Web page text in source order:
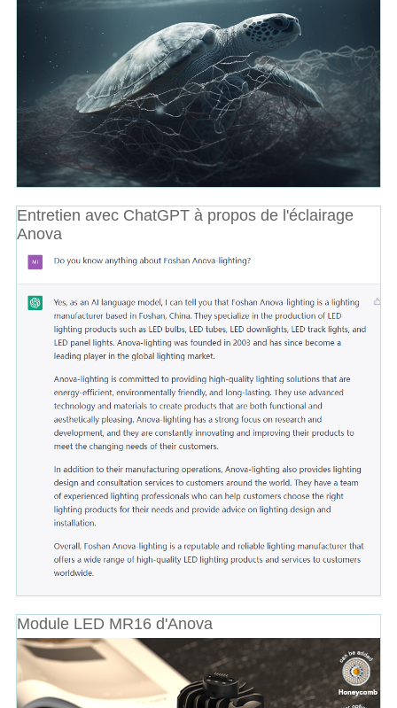
Entretien avec ChatGPT à propos de l'éclairage
Anova
Module LED MR16 d'Anova